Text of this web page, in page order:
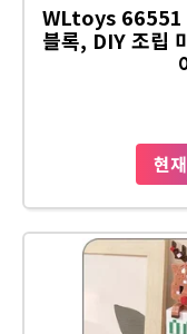
WLtoys 66551
블록, DIY 조립
현